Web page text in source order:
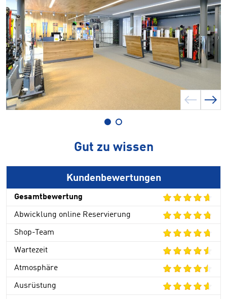
Gut zu wissen
Kundenbewertungen
Gesamtbewertung
Abwicklung online Reservierung
Shop-Team
Wartezeit
Atmosphäre
Ausrüstung